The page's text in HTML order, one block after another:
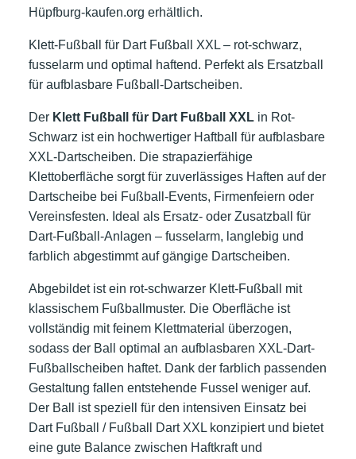
Hüpfburg-kaufen.org erhältlich.
Klett-Fußball für Dart Fußball XXL – rot-schwarz,
fusselarm und optimal haftend. Perfekt als Ersatzball
für aufblasbare Fußball-Dartscheiben.
Der Klett Fußball für Dart Fußball XXL in Rot-
Schwarz ist ein hochwertiger Haftball für aufblasbare
XXL-Dartscheiben. Die strapazierfähige
Klettoberfläche sorgt für zuverlässiges Haften auf der
Dartscheibe bei Fußball-Events, Firmenfeiern oder
Vereinsfesten. Ideal als Ersatz- oder Zusatzball für
Dart-Fußball-Anlagen – fusselarm, langlebig und
farblich abgestimmt auf gängige Dartscheiben.
Abgebildet ist ein rot-schwarzer Klett-Fußball mit
klassischem Fußballmuster. Die Oberfläche ist
vollständig mit feinem Klettmaterial überzogen,
sodass der Ball optimal an aufblasbaren XXL-Dart-
Fußballscheiben haftet. Dank der farblich passenden
Gestaltung fallen entstehende Fussel weniger auf.
Der Ball ist speziell für den intensiven Einsatz bei
Dart Fußball / Fußball Dart XXL konzipiert und bietet
eine gute Balance zwischen Haftkraft und